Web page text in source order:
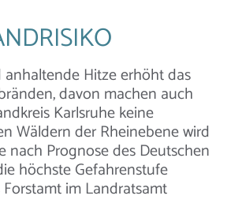
Hitze erhöht das
davon machen auch
Karlsruhe keine
Wäldern der Rheinebene wird
nach Prognose des Deutschen
höchste Gefahrenstufe
im Landratsamt